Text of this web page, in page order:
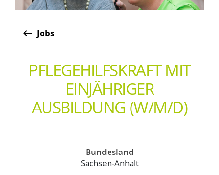
keyboard_backspace Jobs
PFLEGEHILFSKRAFT MIT
EINJÄHRIGER
AUSBILDUNG (W/M/D)
Bundesland
Sachsen-Anhalt